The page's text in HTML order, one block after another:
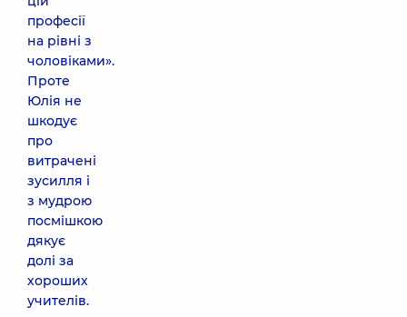
професії
на рівні з
чоловіками».
Проте
Юлія не
шкодує
про
витрачені
зусилля і
з мудрою
посмішкою
дякує
долі за
хороших
учителів.